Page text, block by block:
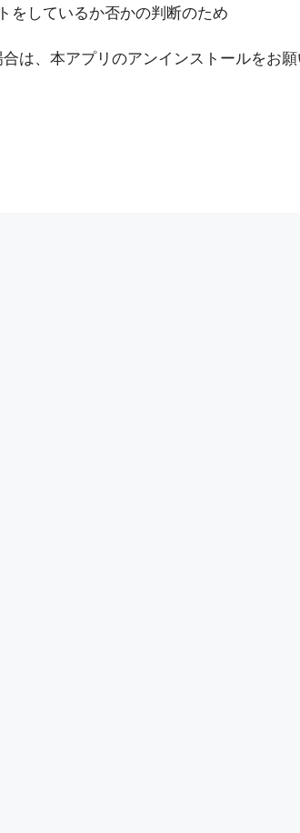
をしているか否かの判断のため
は、本アプリのアンインストールをお願